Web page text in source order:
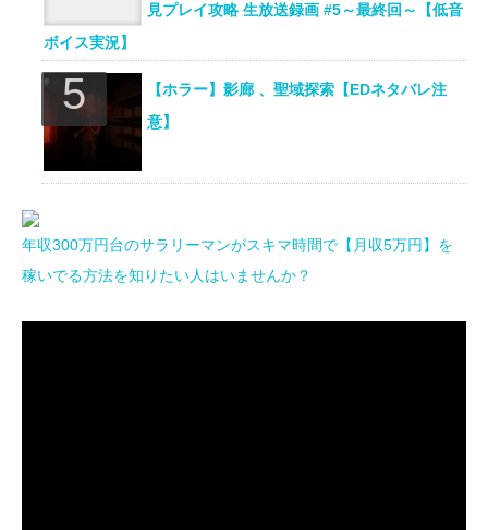
見プレイ攻略 生放送録画 #5～最終回～【低音
ボイス実況】
【ホラー】影廊 、聖域探索【EDネタバレ注
意】
年収300万円台のサラリーマンがスキマ時間で【月収5万円】を
稼いでる方法を知りたい人はいませんか？